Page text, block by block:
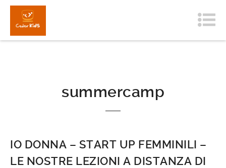
summercamp
IO DONNA – START UP FEMMINILI –
LE NOSTRE LEZIONI A DISTANZA DI